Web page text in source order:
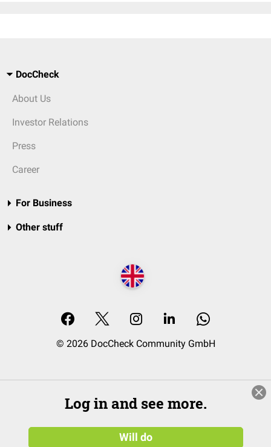
DocCheck
About Us
Investor Relations
Press
Career
For Business
Other stuff
© 2026 DocCheck Community GmbH
Log in and see more.
Will do